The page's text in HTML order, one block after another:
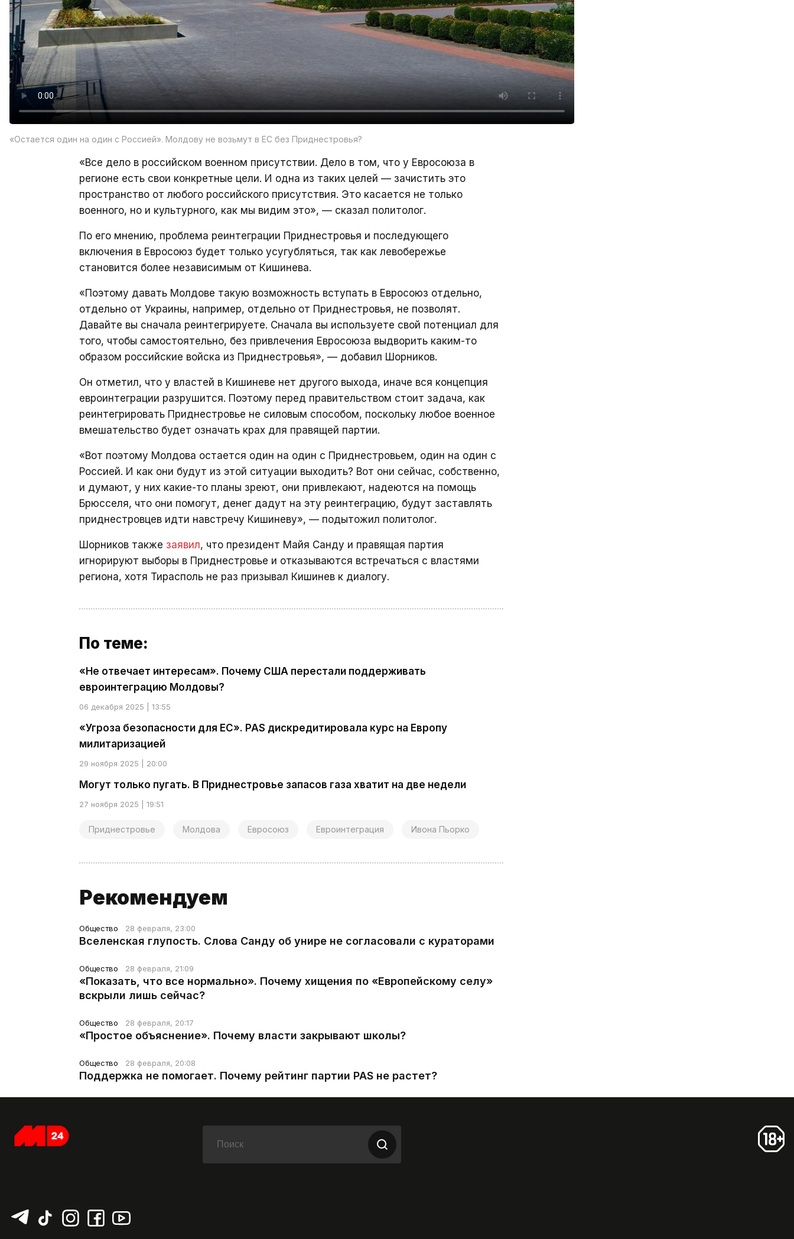
«Остается один на один с Россией». Молдову не возьмут в ЕС без Приднестровья?
«Все дело в российском военном присутствии. Дело в том, что у Евросоюза в
регионе есть свои конкретные цели. И одна из таких целей — зачистить это
пространство от любого российского присутствия. Это касается не только
военного, но и культурного, как мы видим это», — сказал политолог.
По его мнению, проблема реинтеграции Приднестровья и последующего
включения в Евросоюз будет только усугубляться, так как левобережье
становится более независимым от Кишинева.
«Поэтому давать Молдове такую возможность вступать в Евросоюз отдельно,
отдельно от Украины, например, отдельно от Приднестровья, не позволят.
Давайте вы сначала реинтегрируете. Сначала вы используете свой потенциал для
того, чтобы самостоятельно, без привлечения Евросоюза выдворить каким-то
образом российские войска из Приднестровья», — добавил Шорников.
Он отметил, что у властей в Кишиневе нет другого выхода, иначе вся концепция
евроинтеграции разрушится. Поэтому перед правительством стоит задача, как
реинтегрировать Приднестровье не силовым способом, поскольку любое военное
вмешательство будет означать крах для правящей партии.
«Вот поэтому Молдова остается один на один с Приднестровьем, один на один с
Россией. И как они будут из этой ситуации выходить? Вот они сейчас, собственно,
и думают, у них какие-то планы зреют, они привлекают, надеются на помощь
Брюсселя, что они помогут, денег дадут на эту реинтеграцию, будут заставлять
приднестровцев идти навстречу Кишиневу», — подытожил политолог.
Шорников также заявил, что президент Майя Санду и правящая партия
игнорируют выборы в Приднестровье и отказываются встречаться с властями
региона, хотя Тирасполь не раз призывал Кишинев к диалогу.
По теме:
«Не отвечает интересам». Почему США перестали поддерживать
евроинтеграцию Молдовы?
06 декабря 2025 | 13:55
«Угроза безопасности для ЕС». PAS дискредитировала курс на Европу
милитаризацией
29 ноября 2025 | 20:00
Могут только пугать. В Приднестровье запасов газа хватит на две недели
27 ноября 2025 | 19:51
Приднестровье Молдова Евросоюз Евроинтеграция Ивона Пьорко
Рекомендуем
Общество 28 февраля, 23:00
Вселенская глупость. Слова Санду об унире не согласовали с кураторами
Общество 28 февраля, 21:09
«Показать, что все нормально». Почему хищения по «Европейскому селу»
вскрыли лишь сейчас?
Общество 28 февраля, 20:17
«Простое объяснение». Почему власти закрывают школы?
Общество 28 февраля, 20:08
Поддержка не помогает. Почему рейтинг партии PAS не растет?